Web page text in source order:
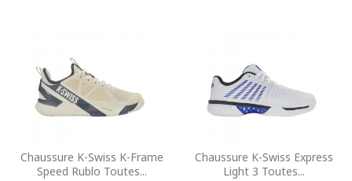
Chaussure K-Swiss K-Frame
Speed Rublo Toutes...
Chaussure K-Swiss Express
Light 3 Toutes...